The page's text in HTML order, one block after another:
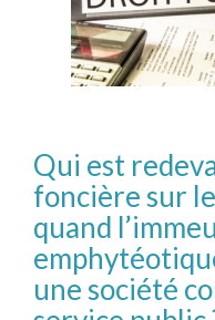
Qui est
foncière sur
quand
une société